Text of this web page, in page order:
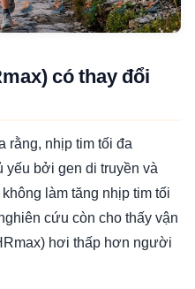
có thay đổi
rằng, nhịp tim tối đa
yếu bởi gen di truyền và
làm tăng nhịp tim tối
cứu còn cho thấy vận
hơi thấp hơn người